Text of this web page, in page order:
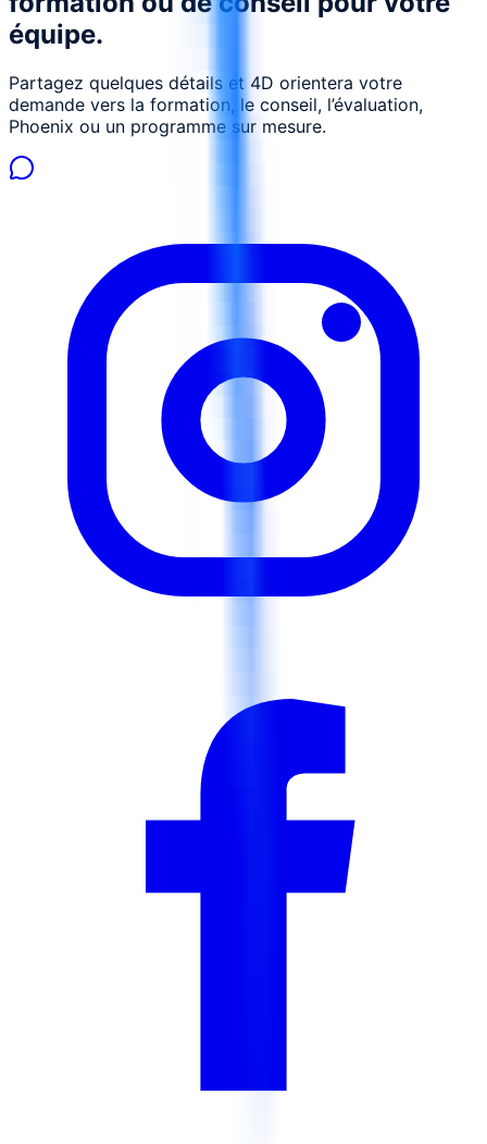
équipe.
Partagez quelques détails et 4D orientera votre
demande vers la formation, le conseil, l’évaluation,
Phoenix ou un programme sur mesure.